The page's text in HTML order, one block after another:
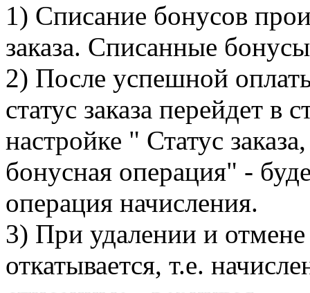
1) Списание бонусов
заказа. Списанные
2) После успешной
статус заказа перейдет в
настройке " Статус
бонусная операция" -
операция начисления.
3) При удалении и отмене
откатывается, т.е.